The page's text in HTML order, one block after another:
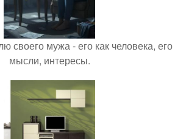
своего мужа - его как человека, его
мысли, интересы.